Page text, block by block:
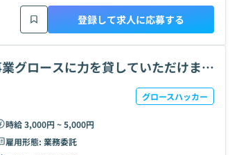
登録して求人に応募する
グロースに力を貸していただけませ
グロースハッカー
時給 3,000円 ~ 5,000円
雇用形態: 業務委託